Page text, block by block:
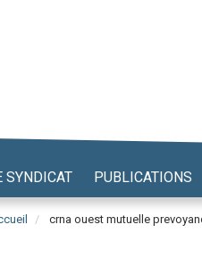
SYNDICAT PUBLICATIONS
crna ouest mutuelle